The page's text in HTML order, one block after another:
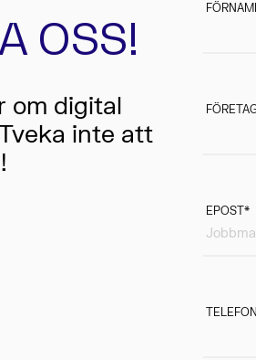
OSS!
om digital
inte att
EPOST*